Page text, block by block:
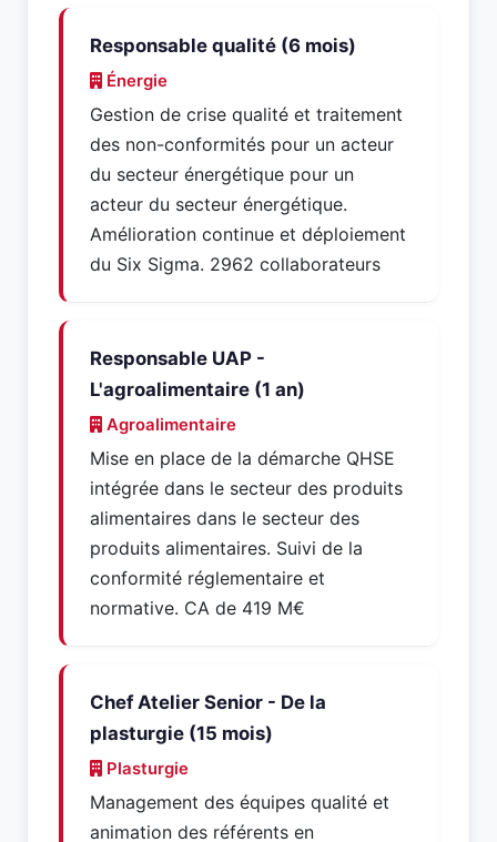
Responsable qualité (6 mois)
Énergie
Gestion de crise qualité et traitement
des non-conformités pour un acteur
du secteur énergétique pour un
acteur du secteur énergétique.
Amélioration continue et déploiement
du Six Sigma. 2962 collaborateurs
Responsable UAP -
L'agroalimentaire (1 an)
Agroalimentaire
Mise en place de la démarche QHSE
intégrée dans le secteur des produits
alimentaires dans le secteur des
produits alimentaires. Suivi de la
conformité réglementaire et
normative. CA de 419 M€
Chef Atelier Senior - De la
plasturgie (15 mois)
Plasturgie
Management des équipes qualité et
animation des référents en